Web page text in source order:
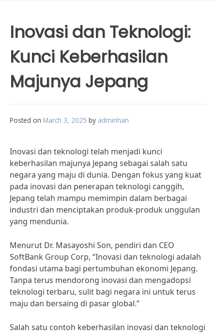
Inovasi dan Teknologi:
Kunci Keberhasilan
Majunya Jepang
Posted on March 3, 2025 by adminhan
Inovasi dan teknologi telah menjadi kunci
keberhasilan majunya Jepang sebagai salah satu
negara yang maju di dunia. Dengan fokus yang kuat
pada inovasi dan penerapan teknologi canggih,
Jepang telah mampu memimpin dalam berbagai
industri dan menciptakan produk-produk unggulan
yang mendunia.
Menurut Dr. Masayoshi Son, pendiri dan CEO
SoftBank Group Corp, “Inovasi dan teknologi adalah
fondasi utama bagi pertumbuhan ekonomi Jepang.
Tanpa terus mendorong inovasi dan mengadopsi
teknologi terbaru, sulit bagi negara ini untuk terus
maju dan bersaing di pasar global.”
Salah satu contoh keberhasilan inovasi dan teknologi